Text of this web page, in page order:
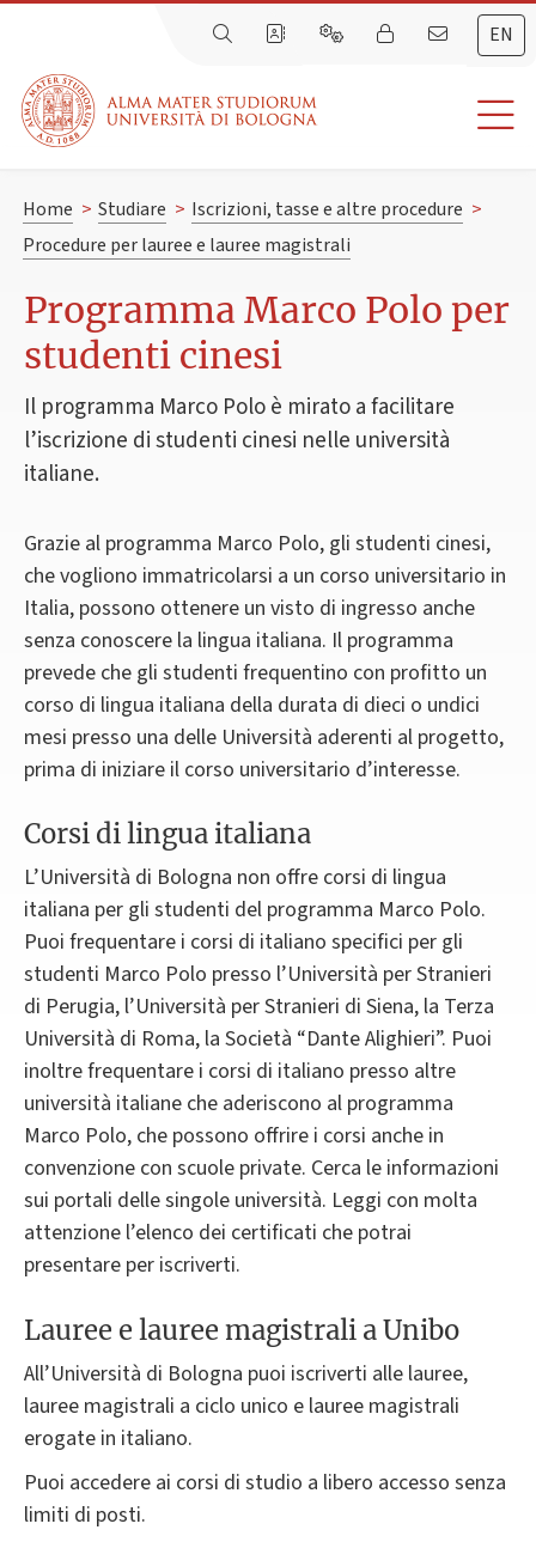
EN
Home > Studiare > Iscrizioni, tasse e altre procedure >
Procedure per lauree e lauree magistrali
Programma Marco Polo per
studenti cinesi
Il programma Marco Polo è mirato a facilitare
l’iscrizione di studenti cinesi nelle università
italiane.
Grazie al programma Marco Polo, gli studenti cinesi,
che vogliono immatricolarsi a un corso universitario in
Italia, possono ottenere un visto di ingresso anche
senza conoscere la lingua italiana. Il programma
prevede che gli studenti frequentino con profitto un
corso di lingua italiana della durata di dieci o undici
mesi presso una delle Università aderenti al progetto,
prima di iniziare il corso universitario d’interesse.
Corsi di lingua italiana
L’Università di Bologna non offre corsi di lingua
italiana per gli studenti del programma Marco Polo.
Puoi frequentare i corsi di italiano specifici per gli
studenti Marco Polo presso l’Università per Stranieri
di Perugia, l’Università per Stranieri di Siena, la Terza
Università di Roma, la Società “Dante Alighieri”. Puoi
inoltre frequentare i corsi di italiano presso altre
università italiane che aderiscono al programma
Marco Polo, che possono offrire i corsi anche in
convenzione con scuole private. Cerca le informazioni
sui portali delle singole università. Leggi con molta
attenzione l’elenco dei certificati che potrai
presentare per iscriverti.
Lauree e lauree magistrali a Unibo
All’Università di Bologna puoi iscriverti alle lauree,
lauree magistrali a ciclo unico e lauree magistrali
erogate in italiano.
Puoi accedere ai corsi di studio a libero accesso senza
limiti di posti.